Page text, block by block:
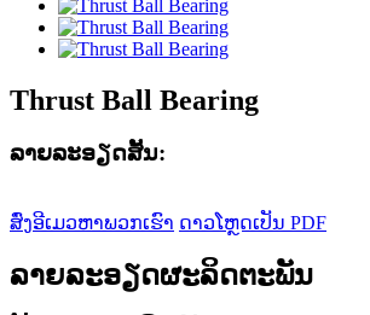
Thrust Ball Bearing
ລາຍ​ລະ​ອຽດ​ສັ້ນ​:
ສົ່ງອີເມວຫາພວກເຮົາ ດາວໂຫຼດເປັນ PDF
ລາຍລະອຽດຜະລິດຕະພັນ